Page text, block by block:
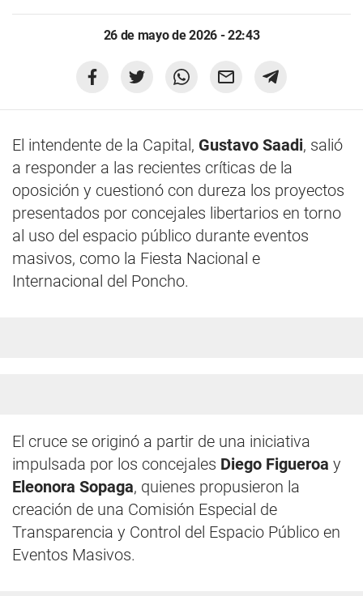
26 de mayo de 2026 - 22:43
El intendente de la Capital, Gustavo Saadi, salió
a responder a las recientes críticas de la
oposición y cuestionó con dureza los proyectos
presentados por concejales libertarios en torno
al uso del espacio público durante eventos
masivos, como la Fiesta Nacional e
Internacional del Poncho.
El cruce se originó a partir de una iniciativa
impulsada por los concejales Diego Figueroa y
Eleonora Sopaga, quienes propusieron la
creación de una Comisión Especial de
Transparencia y Control del Espacio Público en
Eventos Masivos.